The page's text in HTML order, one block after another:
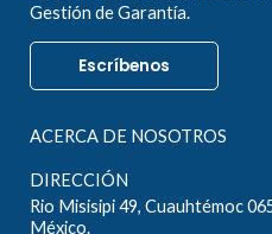
Gestión de Garantía.
Escríbenos
ACERCA DE NOSOTROS
DIRECCIÓN
Rio Misisipi 49, Cuauhtémoc
México.